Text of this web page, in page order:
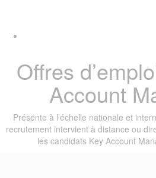
navigation
contentOffres
Account
Présente à l’échelle nationale et
recrutement intervient à distance ou
les candidats Key Account